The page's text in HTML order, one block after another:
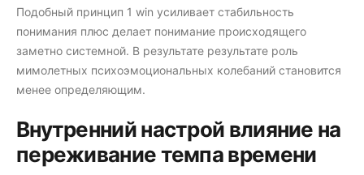
Подобный принцип 1 win усиливает стабильность
понимания плюс делает понимание происходящего
заметно системной. В результате результате роль
мимолетных психоэмоциональных колебаний становится
менее определяющим.
Внутренний настрой влияние на
переживание темпа времени